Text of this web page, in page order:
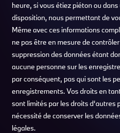
heure, si vous étiez piéton ou
disposition, nous permettant de
Même avec ces informations
ne pas être en mesure de
suppression des données étant
aucune personne sur les
par conséquent, pas qui sont les
enregistrements. Vos droits en
sont limités par les droits d‘autres
nécessité de conserver les
légales.